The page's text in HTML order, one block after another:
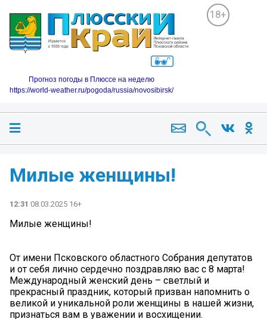
18+
Прогноз погоды в Плюссе на неделю
https://world-weather.ru/pogoda/russia/novosibirsk/
Милые женщины!
12:31 08.03.2025 16+
Милые женщины!
От имени Псковского областного Собрания депутатов
и от себя лично сердечно поздравляю вас с 8 марта!
Международный женский день – светлый и
прекрасный праздник, который призван напомнить о
великой и уникальной роли женщины в нашей жизни,
признаться вам в уважении и восхищении.